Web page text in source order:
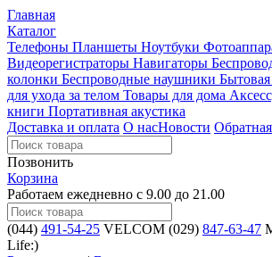
Главная
Каталог
Телефоны Планшеты Ноутбуки
Видеорегистраторы Навигаторы
колонки Беспроводные наушники
для ухода за телом Товары для дома
книги Портативная акустика
Доставка и оплата О насНовости
Позвонить
Корзина
Работаем ежедневно с 9.00 до 21.00
(044) 491-54-25 VELCOM (029) 847-63-47
Life:)